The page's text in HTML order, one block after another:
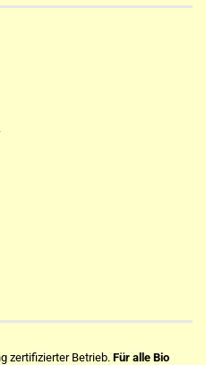
zertifizierter Betrieb. Für alle Bio